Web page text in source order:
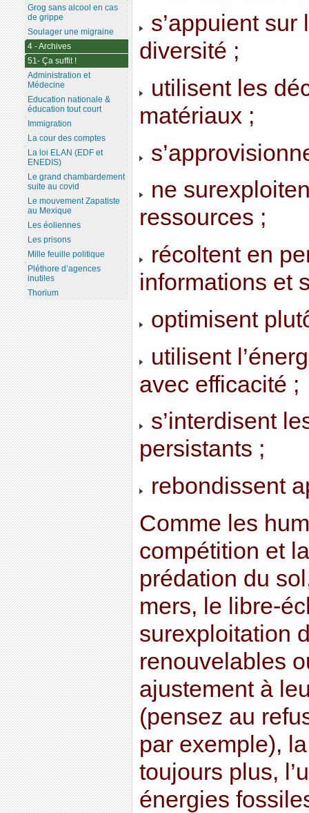
s’appuient
diversité ;
utilisent les
matériaux ;
ne
ressources ;
récoltent en
informations et
optimisent
utilisent
avec efficacité ;
s’interdisent
persistants ;
rebondissent
Comme les
compétition et
prédation du
mers, le libre-
surexploitation
renouvelables
ajustement à
(pensez au
par exemple),
toujours plus,
énergies
Grog sans alcool en cas
de grippe
Soulager une migraine
4 - Archives
51- Ça suffit !
Administration et
Médecine
Education nationale &
éducation tout court
Immigration
La cour des comptes
La loi ELAN (EDF et
ENEDIS)
Le grand chambardement
suite au covid
Le mouvement Zapatiste
au Mexique
Les éoliennes
Les prisons
Mille feuille politique
Pléthore d’agences
inutiles
Thorium